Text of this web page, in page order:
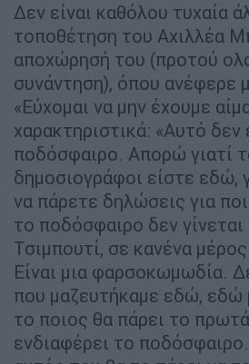
Δεν είναι καθόλου τυχαία
τοποθέτηση του Αχιλλέα
αποχώρησή του (προτού
συνάντηση), όπου ανέφερε
«Εύχομαι να μην έχουμε
χαρακτηριστικά: «Αυτό δεν
ποδόσφαιρο. Απορώ γιατί
δημοσιογράφοι είστε εδώ,
να πάρετε δηλώσεις για
το ποδόσφαιρο δεν γίνεται
Τσιμπουτί, σε κανένα
Είναι μια φαρσοκωμωδία.
που μαζευτήκαμε εδώ, εδώ
το ποιος θα πάρει το
ενδιαφέρει το